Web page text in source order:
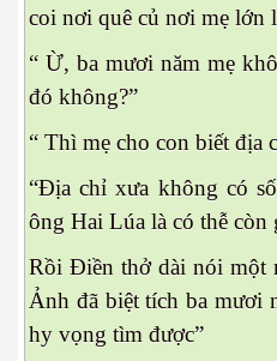
coi nơi quê củ nơi mẹ lớn
“ Ừ, ba mươi năm mẹ
đó không?”
“ Thì mẹ cho con biết địa
“Địa chỉ xưa không có
ông Hai Lúa là có thễ
Rồi Điền thở dài nói một
Ảnh đã biệt tích ba mươi
hy vọng tìm được”